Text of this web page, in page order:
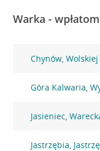
Warka -
Chynów, Wolskiej
Góra Kalwaria,
Jasieniec,
Jastrzębia,